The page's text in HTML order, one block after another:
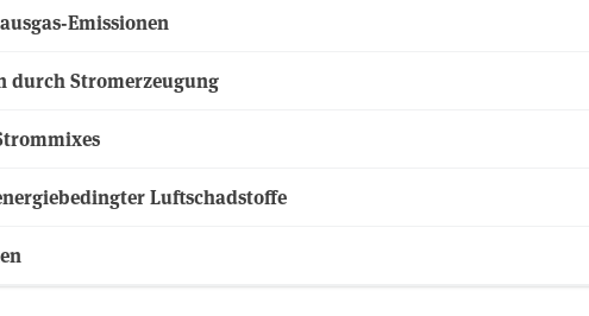
Emissionen
durch Stromerzeugung
Luftschadstoffe